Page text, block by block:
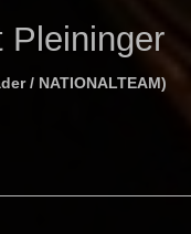
Pleininger
/ NATIONALTEAM)